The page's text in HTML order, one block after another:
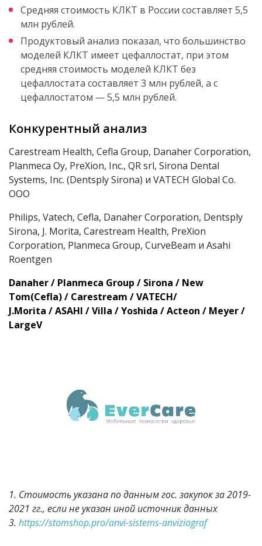
Средняя стоимость КЛКТ в России составляет 5,5
млн рублей.
Продуктовый анализ показал, что большинство
моделей КЛКТ имеет цефаллостат, при этом
средняя стоимость моделей КЛКТ без
цефаллостата составляет 3 млн рублей, а с
цефаллостатом — 5,5 млн рублей.
Конкурентный анализ
Сarestream Health, Cefla Group, Danaher Corporation,
Planmeca Oy, PreXion, Inc., QR srl, Sirona Dental
Systems, Inc. (Dentsply Sirona) и VATECH Global Co.
ООО
Philips, Vatech, Cefla, Danaher Corporation, Dentsply
Sirona, J. Morita, Carestream Health, PreXion
Corporation, Planmeca Group, CurveBeam и Asahi
Roentgen
Danaher / Planmeca Group / Sirona / New
Tom(Cefla) / Carestream / VATECH/
J.Morita / ASAHI / Villa / Yoshida / Acteon / Meyer /
LargeV
1. Стоимость указана по данным гос. закупок за 2019-
2021 гг., если не указан иной источник данных
3. https://stomshop.pro/anvi-sistems-anviziograf